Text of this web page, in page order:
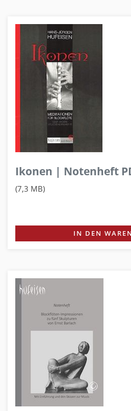
Ikonen | Notenheft
(7,3 MB)
IN DEN